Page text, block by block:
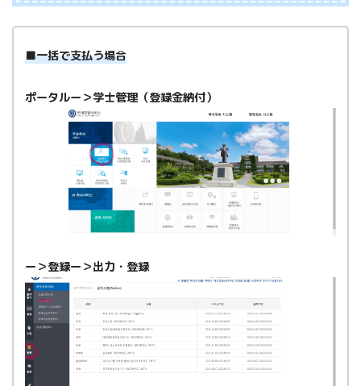
■一括で支払う場合
ポータルー＞学士管理（登録金納付）
ー＞登録ー＞出力・登録